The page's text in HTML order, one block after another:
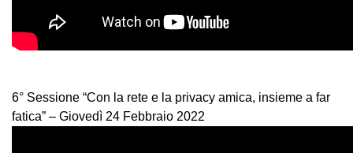
6° Sessione “Con la rete e la privacy amica, insieme a far
fatica” – Giovedì 24 Febbraio 2022